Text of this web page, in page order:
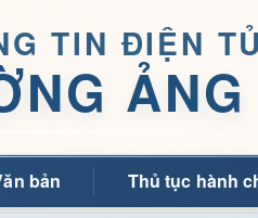
TIN ĐIỆN
ẢNG
bản Thủ tục hành